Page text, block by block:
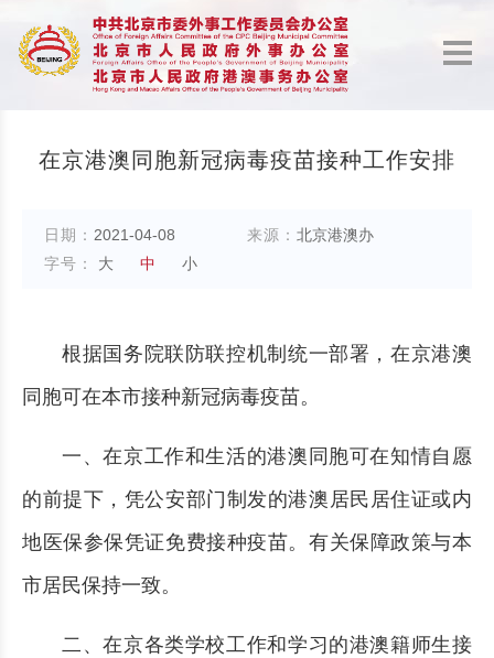
在京港澳同胞新冠病毒疫苗接种工作安排
日期： 2021-04-08 来源： 北京港澳办
字号：
大 中 小
根据国务院联防联控机制统一部署，在京港澳
同胞可在本市接种新冠病毒疫苗。
一、在京工作和生活的港澳同胞可在知情自愿
的前提下，凭公安部门制发的港澳居民居住证或内
地医保参保凭证免费接种疫苗。有关保障政策与本
市居民保持一致。
二、在京各类学校工作和学习的港澳籍师生接